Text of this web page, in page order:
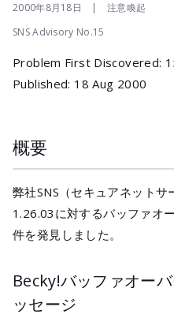
採
2000年8月18日 | 注意喚起
SNS Advisory No.15
Problem First Discovered:
Published: 18 Aug 2000
概要
弊社SNS（セキュアネット
1.26.03に対するバッファオ
件を発見しました。
Becky!バッファオー
ッセージ